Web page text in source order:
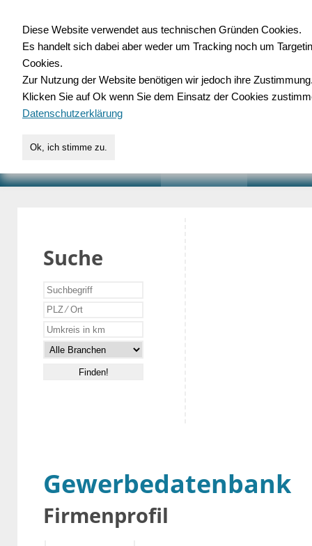
für Handwerk,
Suche
Gewerbedatenbank
Firmenprofil
Diese Website verwendet aus technischen Gründen Cookies.
Es handelt sich dabei aber weder um Tracking noch um
Cookies.
Zur Nutzung der Website benötigen wir jedoch ihre
Klicken Sie auf Ok wenn Sie dem Einsatz der Cookies
Datenschutzerklärung
Ok, ich stimme zu.